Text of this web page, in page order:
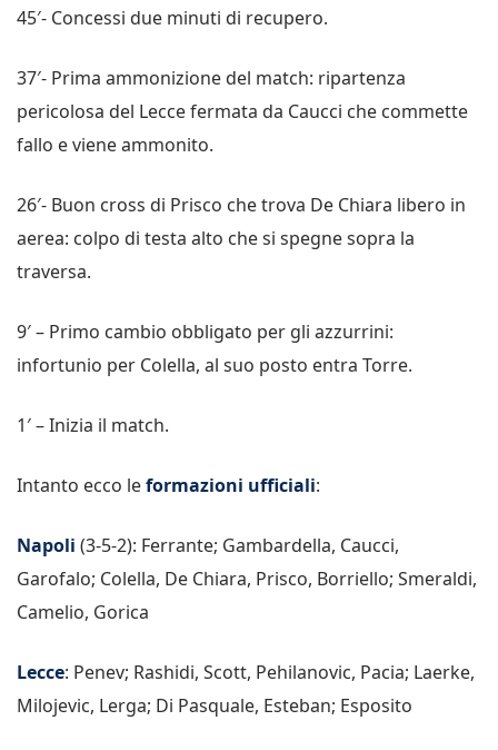
45′- Concessi due minuti di recupero.
37′- Prima ammonizione del match: ripartenza
pericolosa del Lecce fermata da Caucci che commette
fallo e viene ammonito.
26′- Buon cross di Prisco che trova De Chiara libero in
aerea: colpo di testa alto che si spegne sopra la
traversa.
9′ – Primo cambio obbligato per gli azzurrini:
infortunio per Colella, al suo posto entra Torre.
1′ – Inizia il match.
Intanto ecco leformazioni ufficiali:
Napoli (3-5-2): Ferrante; Gambardella, Caucci,
Garofalo; Colella, De Chiara, Prisco, Borriello; Smeraldi,
Camelio, Gorica
Lecce: Penev; Rashidi, Scott, Pehilanovic, Pacia; Laerke,
Milojevic, Lerga; Di Pasquale, Esteban; Esposito